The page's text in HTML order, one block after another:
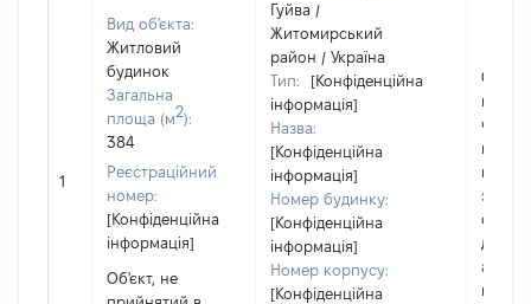
1
Вид об'єкта:
Житловий
будинок
Загальна
площа (м2):
384
Реєстраційний
номер:
[Конфіденційна
інформація]
Об'єкт, не
Гуйва /
Житомирський
район / Україна
Тип:
[Конфіденційна
інформація]
Назва:
[Конфіденційна
інформація]
Номер будинку:
[Конфіденційна
інформація]
Номер корпусу:
[Конфіденційна
Об'єкт
за
або
його